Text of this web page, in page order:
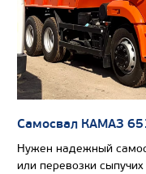
Цена по
Самосвал КАМАЗ
Нужен надежный
или перевозки сыпучих